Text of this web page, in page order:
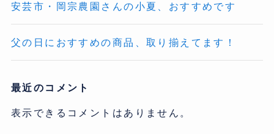
安芸市・岡宗農園さんの小夏、おすすめです
父の日におすすめの商品、取り揃えてます！
最近のコメント
表示できるコメントはありません。